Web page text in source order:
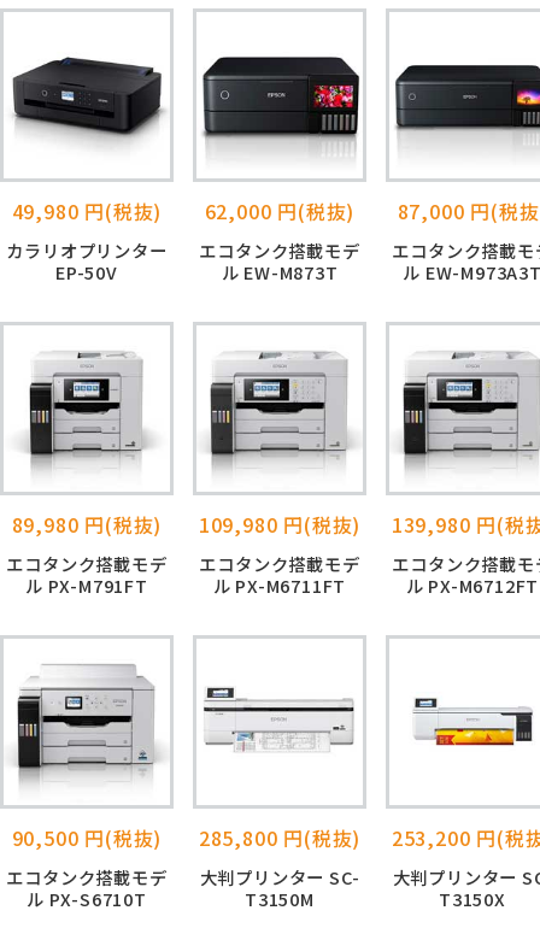
49,980 円(税抜)
カラリオプリンター
EP-50V
62,000 円(税抜)
エコタンク搭載モデ
ル EW-M873T
87,000 円(税
エコタンク搭載モ
ル EW-
89,980 円(税抜)
エコタンク搭載モデ
ル PX-M791FT
109,980 円(税抜)
エコタンク搭載モデ
ル PX-M6711FT
139,980 円(税
エコタンク搭載モ
ル PX-M6712FT
90,500 円(税抜)
エコタンク搭載モデ
ル PX-S6710T
285,800 円(税抜)
大判プリンター SC-
T3150M
253,200 円(税
大判プリンター
T3150X